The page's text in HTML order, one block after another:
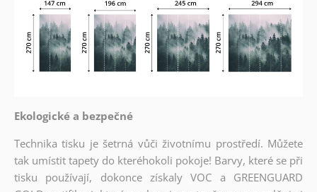
Ekologické a bezpečné
Technika tisku je šetrná vůči životnímu prostředí. Můžete
tak umístit tapety do kteréhokoli pokoje! Barvy, které se při
tisku používají, dokonce získaly VOC a GREENGUARD